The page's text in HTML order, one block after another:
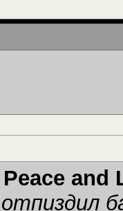
Peace and